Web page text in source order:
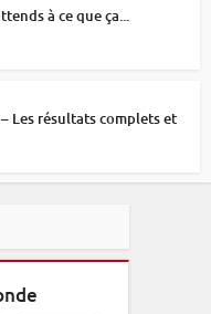
à ce que ça...
Les résultats complets et